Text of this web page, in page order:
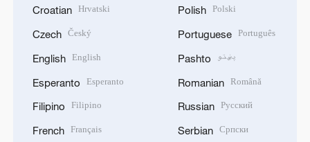
Croatian Hrvatski
Czech Český
English English
Esperanto Esperanto
Filipino Filipino
French Français
Polish Polski
Portuguese Português
Pashto پښتو
Romanian Română
Russian Русский
Serbian Српски